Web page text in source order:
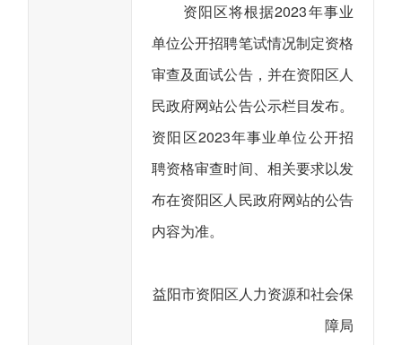
资阳区将根据2023年事业
单位公开招聘笔试情况制定资格
审查及面试公告，并在资阳区人
民政府网站公告公示栏目发布。
资阳区2023年事业单位公开招
聘资格审查时间、相关要求以发
布在资阳区人民政府网站的公告
内容为准。
益阳市资阳区人力资源和社会保
障局